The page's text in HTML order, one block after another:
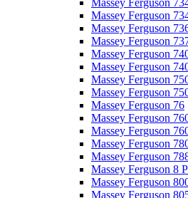
Massey Ferguson
Massey Ferguson
Massey Ferguson
Massey Ferguson
Massey Ferguson
Massey Ferguson
Massey Ferguson
Massey Ferguson
Massey Ferguson 76
Massey Ferguson
Massey Ferguson
Massey Ferguson
Massey Ferguson
Massey Ferguson 8
Massey Ferguson
Massey Ferguson